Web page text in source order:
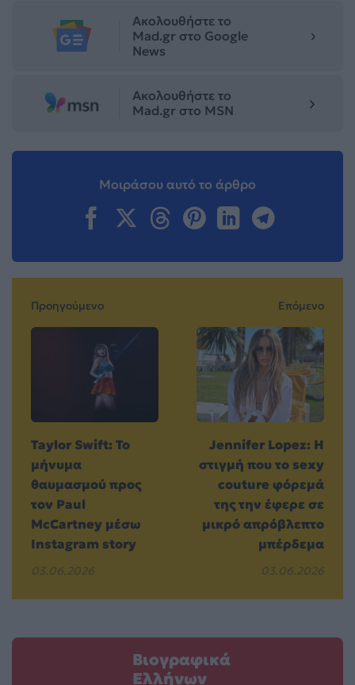
Ακολουθήστε το
Mad.gr στο Google
News
Ακολουθήστε το
Mad.gr στο MSN
Μοιράσου αυτό το άρθρο
Προηγούμενο
Taylor Swift: Το
μήνυμα
θαυμασμού προς
τον Paul
McCartney μέσω
Instagram story
03.06.2026
Επόμενο
Jennifer Lopez: Η
στιγμή που το sexy
couture φόρεμά
της την έφερε σε
μικρό απρόβλεπτο
μπέρδεμα
03.06.2026
Βιογραφικά
Ελλήνων